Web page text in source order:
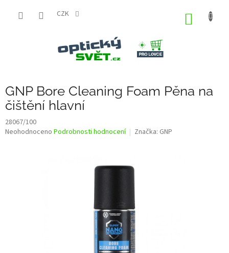
CZK
GNP Bore Cleaning Foam Pěna na
čištění hlavní
28067/100
Průměrné
Neohodnoceno Podrobnosti hodnocení Značka: GNP